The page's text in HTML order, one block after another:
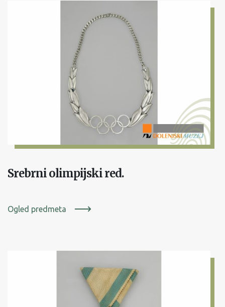
Srebrni olimpijski red.
Ogled predmeta